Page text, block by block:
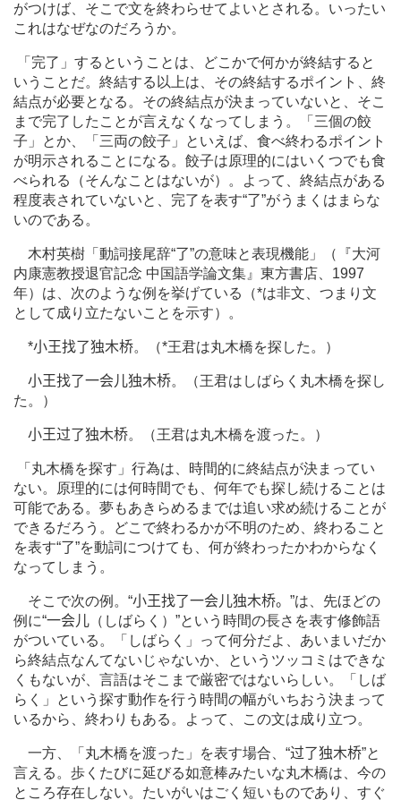
がつけば、そこで文を終わらせてよいとされる。いったい
これはなぜなのだろうか。
「完了」するということは、どこかで何かが終結すると
いうことだ。終結する以上は、その終結するポイント、終
結点が必要となる。その終結点が決まっていないと、そこ
まで完了したことが言えなくなってしまう。「三個の餃
子」とか、「三両の餃子」といえば、食べ終わるポイント
が明示されることになる。餃子は原理的にはいくつでも食
べられる（そんなことはないが）。よって、終結点がある
程度表されていないと、完了を表す“了”がうまくはまらな
いのである。
木村英樹「動詞接尾辞“了”の意味と表現機能」（『大河
内康憲教授退官記念 中国語学論文集』東方書店、1997
年）は、次のような例を挙げている（*は非文、つまり文
として成り立たないことを示す）。
*小王找了独木桥。（*王君は丸木橋を探した。）
小王找了一会儿独木桥。（王君はしばらく丸木橋を探し
た。）
小王过了独木桥。（王君は丸木橋を渡った。）
「丸木橋を探す」行為は、時間的に終結点が決まってい
ない。原理的には何時間でも、何年でも探し続けることは
可能である。夢もあきらめるまでは追い求め続けることが
できるだろう。どこで終わるかが不明のため、終わること
を表す“了”を動詞につけても、何が終わったかわからなく
なってしまう。
そこで次の例。“小王找了一会儿独木桥。 ”は、先ほどの
例に“一会儿 （しばらく）”という時間の長さを表す修飾語
がついている。「しばらく」って何分だよ、あいまいだか
ら終結点なんてないじゃないか、というツッコミはできな
くもないが、言語はそこまで厳密ではないらしい。「しば
らく」という探す動作を行う時間の幅がいちおう決まって
いるから、終わりもある。よって、この文は成り立つ。
一方、「丸木橋を渡った」を表す場合、“过了独木桥”と
言える。歩くたびに延びる如意棒みたいな丸木橋は、今の
ところ存在しない。たいがいはごく短いものであり、すぐ